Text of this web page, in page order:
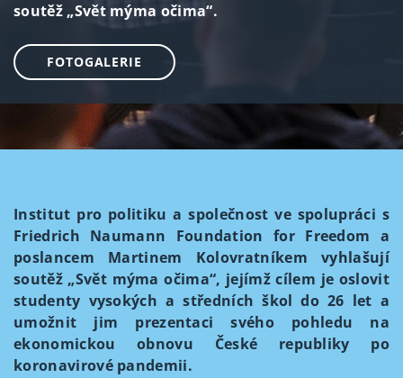
soutěž „Svět mýma očima“.
FOTOGALERIE
Institut pro politiku a společnost ve spolupráci s
Friedrich Naumann Foundation for Freedom a
poslancem Martinem Kolovratníkem vyhlašují
soutěž „Svět mýma očima“, jejímž cílem je oslovit
studenty vysokých a středních škol do 26 let a
umožnit jim prezentaci svého pohledu na
ekonomickou obnovu České republiky po
koronavirové pandemii.